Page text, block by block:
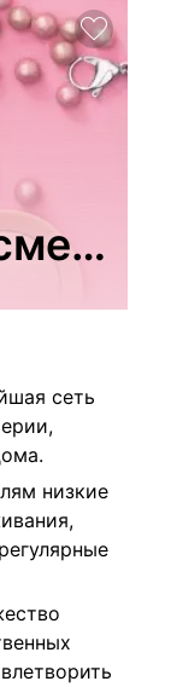
сеть
низкие